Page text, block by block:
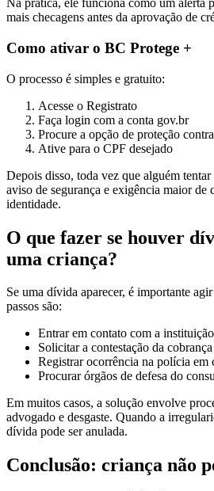
Na prática, ele funciona como um alerta
mais checagens antes da aprovação de
Como ativar o BC Protege +
O processo é simples e gratuito:
Acesse o Registrato
Faça login com a conta gov.br
Procure a opção de proteção
Ative para o CPF desejado
Depois disso, toda vez que alguém
aviso de segurança e exigência maior de
identidade.
O que fazer se houver
uma criança?
Se uma dívida aparecer, é importante
passos são:
Entrar em contato com a
Solicitar a contestação da cobrança
Registrar ocorrência na polícia em
Procurar órgãos de defesa do
Em muitos casos, a solução envolve
advogado e desgaste. Quando a
dívida pode ser anulada.
Conclusão: criança não